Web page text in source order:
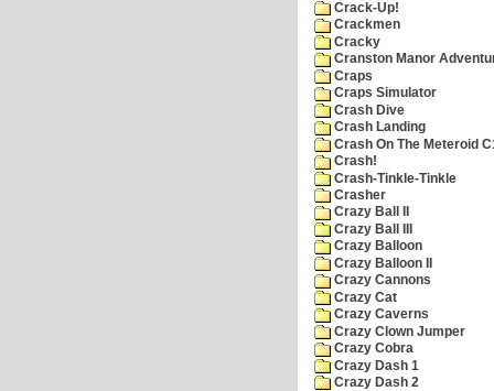
Crack-Up!
Crackmen
Cracky
Cranston Manor
Craps
Craps Simulator
Crash Dive
Crash Landing
Crash On The Meteroid
Crash!
Crash-Tinkle-Tinkle
Crasher
Crazy Ball II
Crazy Ball III
Crazy Balloon
Crazy Balloon II
Crazy Cannons
Crazy Cat
Crazy Caverns
Crazy Clown Jumper
Crazy Cobra
Crazy Dash 1
Crazy Dash 2